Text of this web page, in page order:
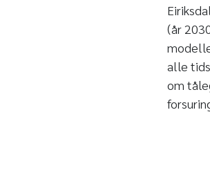
(år
alle
om